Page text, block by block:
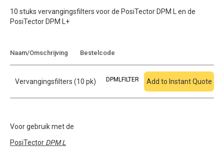
10 stuks vervangingsfilters voor de PosiTector DPM L en de
PosiTector DPM L+
Naam/Omschrijving Bestelcode
Vervangingsfilters (10 pk) DPMLFILTER Add to Instant Quote
Voor gebruik met de
PosiTector DPM L